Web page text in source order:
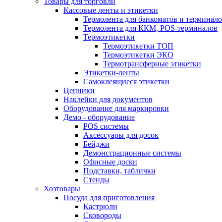
Кассовые ленты и этикетки
Термолента для банкоматов и
Термолента для ККМ, POS-терминалов
Термоэтикетки
Термоэтикетки ТОП
Термоэтикетки ЭКО
Термотрансферные этикетки
Этикетки-ленты
Самоклеящиеся этикетки
Ценники
Наклейки для документов
Оборудование для маркировки
Демо - оборудование
POS системы
Аксессуары для досок
Бейджи
Демонстрационные системы
Офисные доски
Подставки, таблички
Стенды
Хозтовары
Посуда для приготовления
Кастрюли
Сковороды